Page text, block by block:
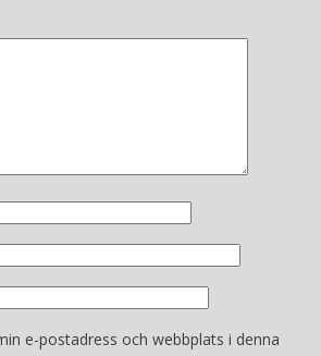
e-postadress och webbplats i denna